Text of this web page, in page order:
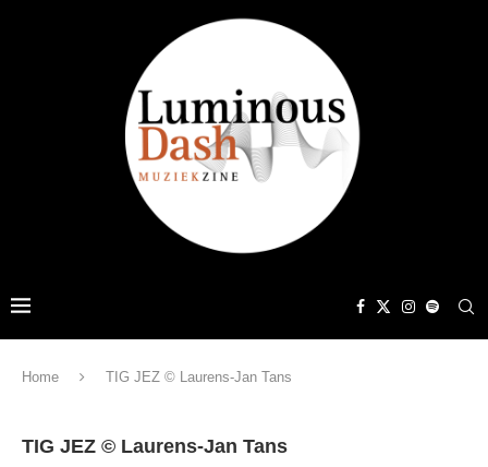
Home TIG JEZ © Laurens-Jan Tans
TIG JEZ © Laurens-Jan Tans